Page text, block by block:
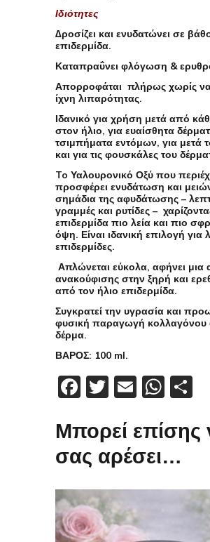
Ιδιότητες
∆ροσίζει και ενυδατώνει σε
επιδερµίδα.
Καταπραΰνει φλόγωση &
Απορροφάται πλήρως χωρίς
ίχνη λιπαρότητας.
Ιδανικό για χρήση µετά από
στον ήλιο, για ευαίσθητα
τσιμπήματα εντόμων, για μετά
και για τις φουσκάλες του
To Υαλουρονικό Οξύ που
προσφέρει ενυδάτωση και
σημάδια της αφυδάτωσης –
γραμμές και ρυτίδες –
επιδερμίδα πιο λεία και πιο
όψη. Είναι ιδανική επιλογή για
επιδερμίδες.
Απλώνεται εύκολα, αφήνει μια
ανακούφισης στην ξηρή και
από τον ήλιο επιδερμίδα.
Συγκρατεί την υγρασία και
φυσική παραγωγή κολλαγόνου
δέρμα.
ΒΑΡΟΣ: 100 ml.
Facebook
Twitter
Email
Μπορεί επίσης
σας αρέσει…